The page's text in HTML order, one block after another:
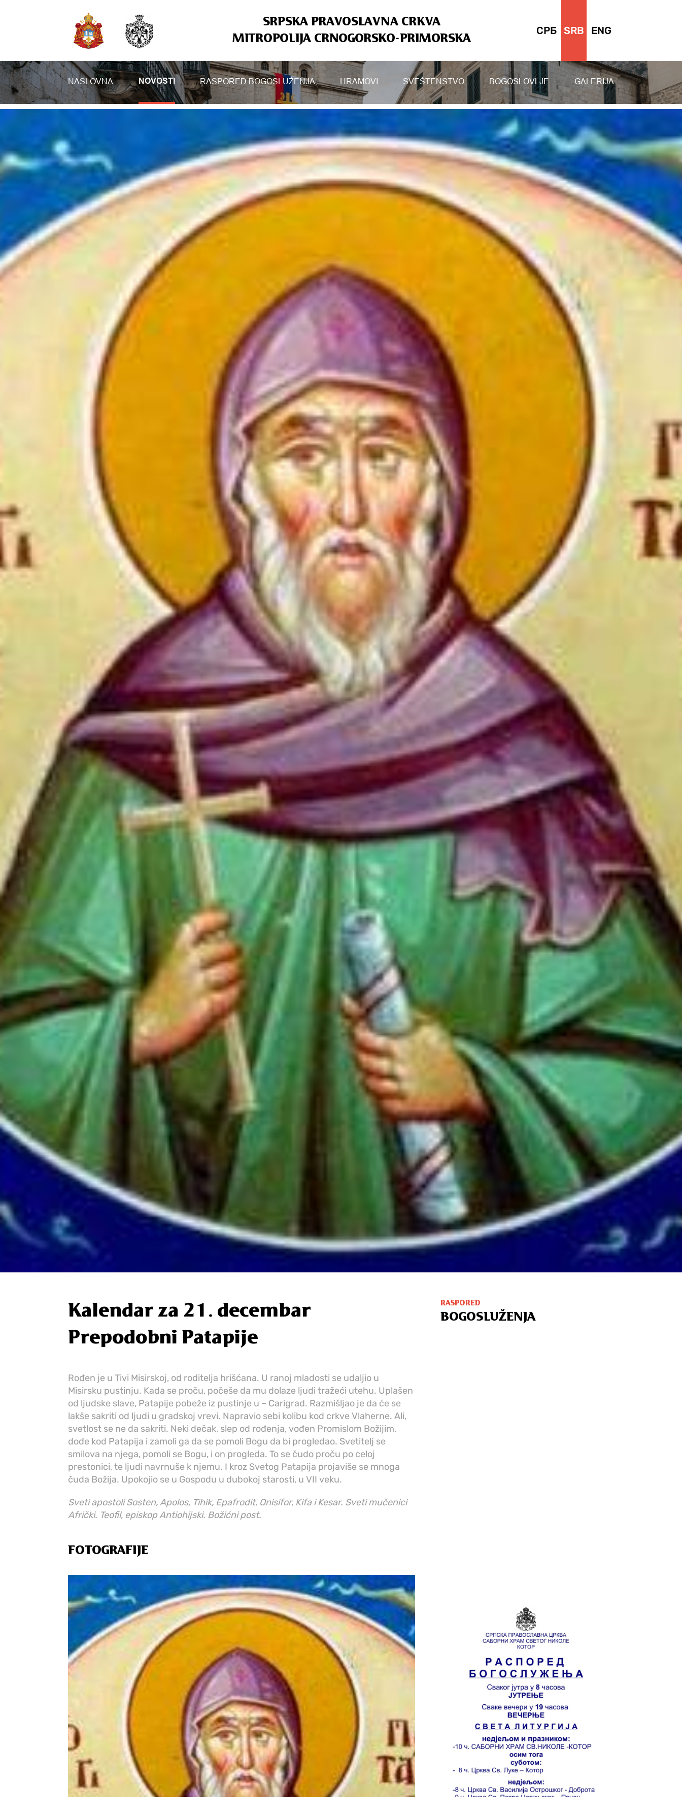
SRPSKA PRAVOSLAVNA CRKVA
MITROPOLIJA CRNOGORSKO-PRIMORSKA
СРБ SRB ENG
NASLOVNA NOVOSTI RASPORED BOGOSLUŽENJA HRAMOVI SVEŠTENSTVO BOGOSLOVLJE GALERIJA
Kalendar za 21. decembar
Prepodobni Patapije
Rođen je u Tivi Misirskoj, od roditelja hrišćana. U ranoj mladosti se udaljio u
Misirsku pustinju. Kada se proču, počeše da mu dolaze ljudi tražeći utehu. Uplašen
od ljudske slave, Patapije pobeže iz pustinje u – Carigrad. Razmišljao je da će se
lakše sakriti od ljudi u gradskoj vrevi. Napravio sebi kolibu kod crkve Vlaherne. Ali,
svetlost se ne da sakriti. Neki dečak, slep od rođenja, vođen Promislom Božijim,
dođe kod Patapija i zamoli ga da se pomoli Bogu da bi progledao. Svetitelj se
smilova na njega, pomoli se Bogu, i on progleda. To se čudo proču po celoj
prestonici, te ljudi navrnuše k njemu. I kroz Svetog Patapija projaviše se mnoga
čuda Božija. Upokojio se u Gospodu u dubokoj starosti, u VII veku.
Sveti apostoli Sosten, Apolos, Tihik, Epafrodit, Onisifor, Kifa i Kesar. Sveti mučenici
Afrički. Teofil, episkop Antiohijski. Božićni post.
FOTOGRAFIJE
RASPORED
BOGOSLUŽENJA